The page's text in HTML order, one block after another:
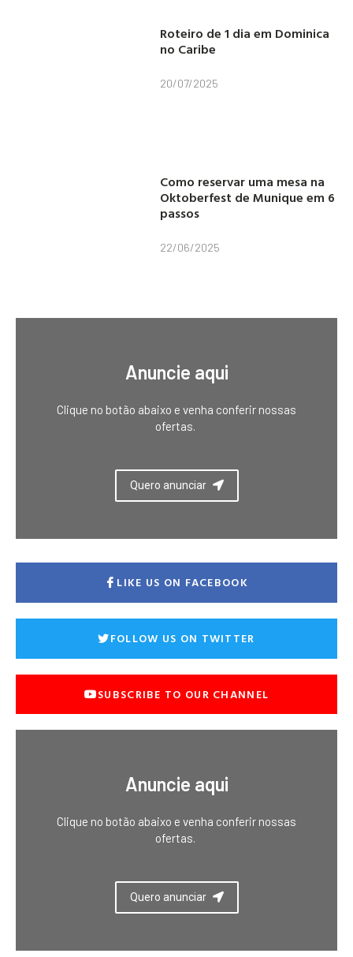
Roteiro de 1 dia em Dominica
no Caribe
20/07/2025
Como reservar uma mesa na
Oktoberfest de Munique em 6
passos
22/06/2025
Anuncie aqui
Clique no botão abaixo e venha conferir nossas
ofertas.
Quero anunciar
LIKE US ON FACEBOOK
FOLLOW US ON TWITTER
SUBSCRIBE TO OUR CHANNEL
Anuncie aqui
Clique no botão abaixo e venha conferir nossas
ofertas.
Quero anunciar